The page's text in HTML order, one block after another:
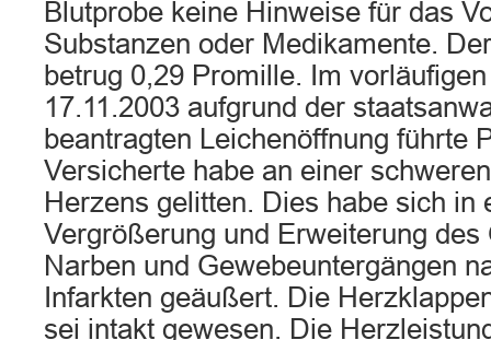
Blutprobe keine Hinweise für das
Substanzen oder Medikamente.
betrug 0,29 Promille. Im
17.11.2003 aufgrund der
beantragten Leichenöffnung führte
Versicherte habe an einer
Herzens gelitten. Dies habe sich in
Vergrößerung und Erweiterung des
Narben und Gewebeuntergängen
Infarkten geäußert. Die
sei intakt gewesen. Die